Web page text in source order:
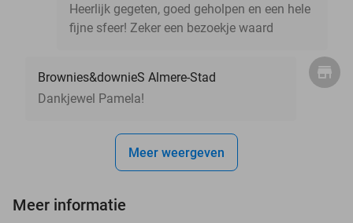
Heerlijk gegeten, goed geholpen en een hele
fijne sfeer! Zeker een bezoekje waard
Brownies&downieS Almere-Stad
Dankjewel Pamela!
Meer weergeven
Meer informatie